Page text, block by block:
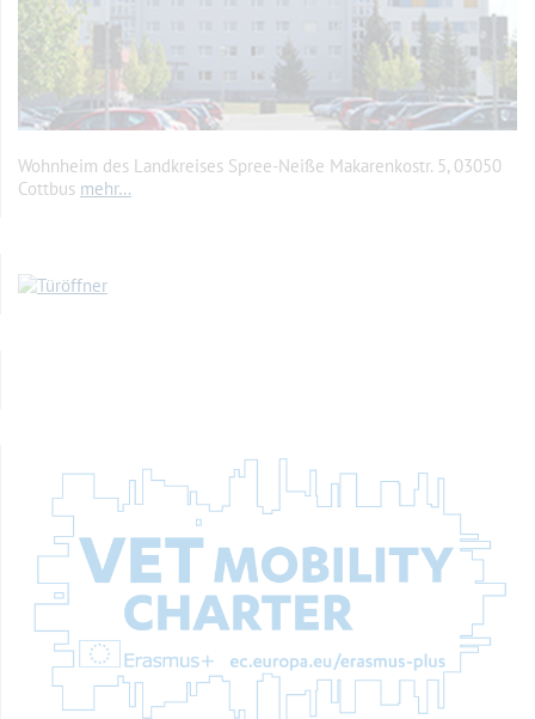
Wohnheim des Landkreises Spree-Neiße Makarenkostr. 5, 03050
Cottbus mehr…